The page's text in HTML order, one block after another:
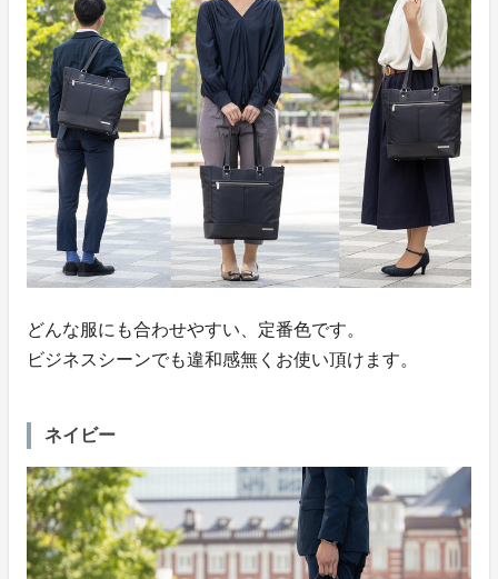
どんな服にも合わせやすい、定番色です。
ビジネスシーンでも違和感無くお使い頂けます。
ネイビー